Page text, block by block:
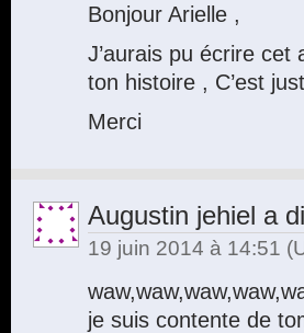
Bonjour Arielle ,
J’aurais pu écrire
ton histoire , C’est
Merci
Augustin jehiel a
19 juin 2014 à 14:51
je suis contente de